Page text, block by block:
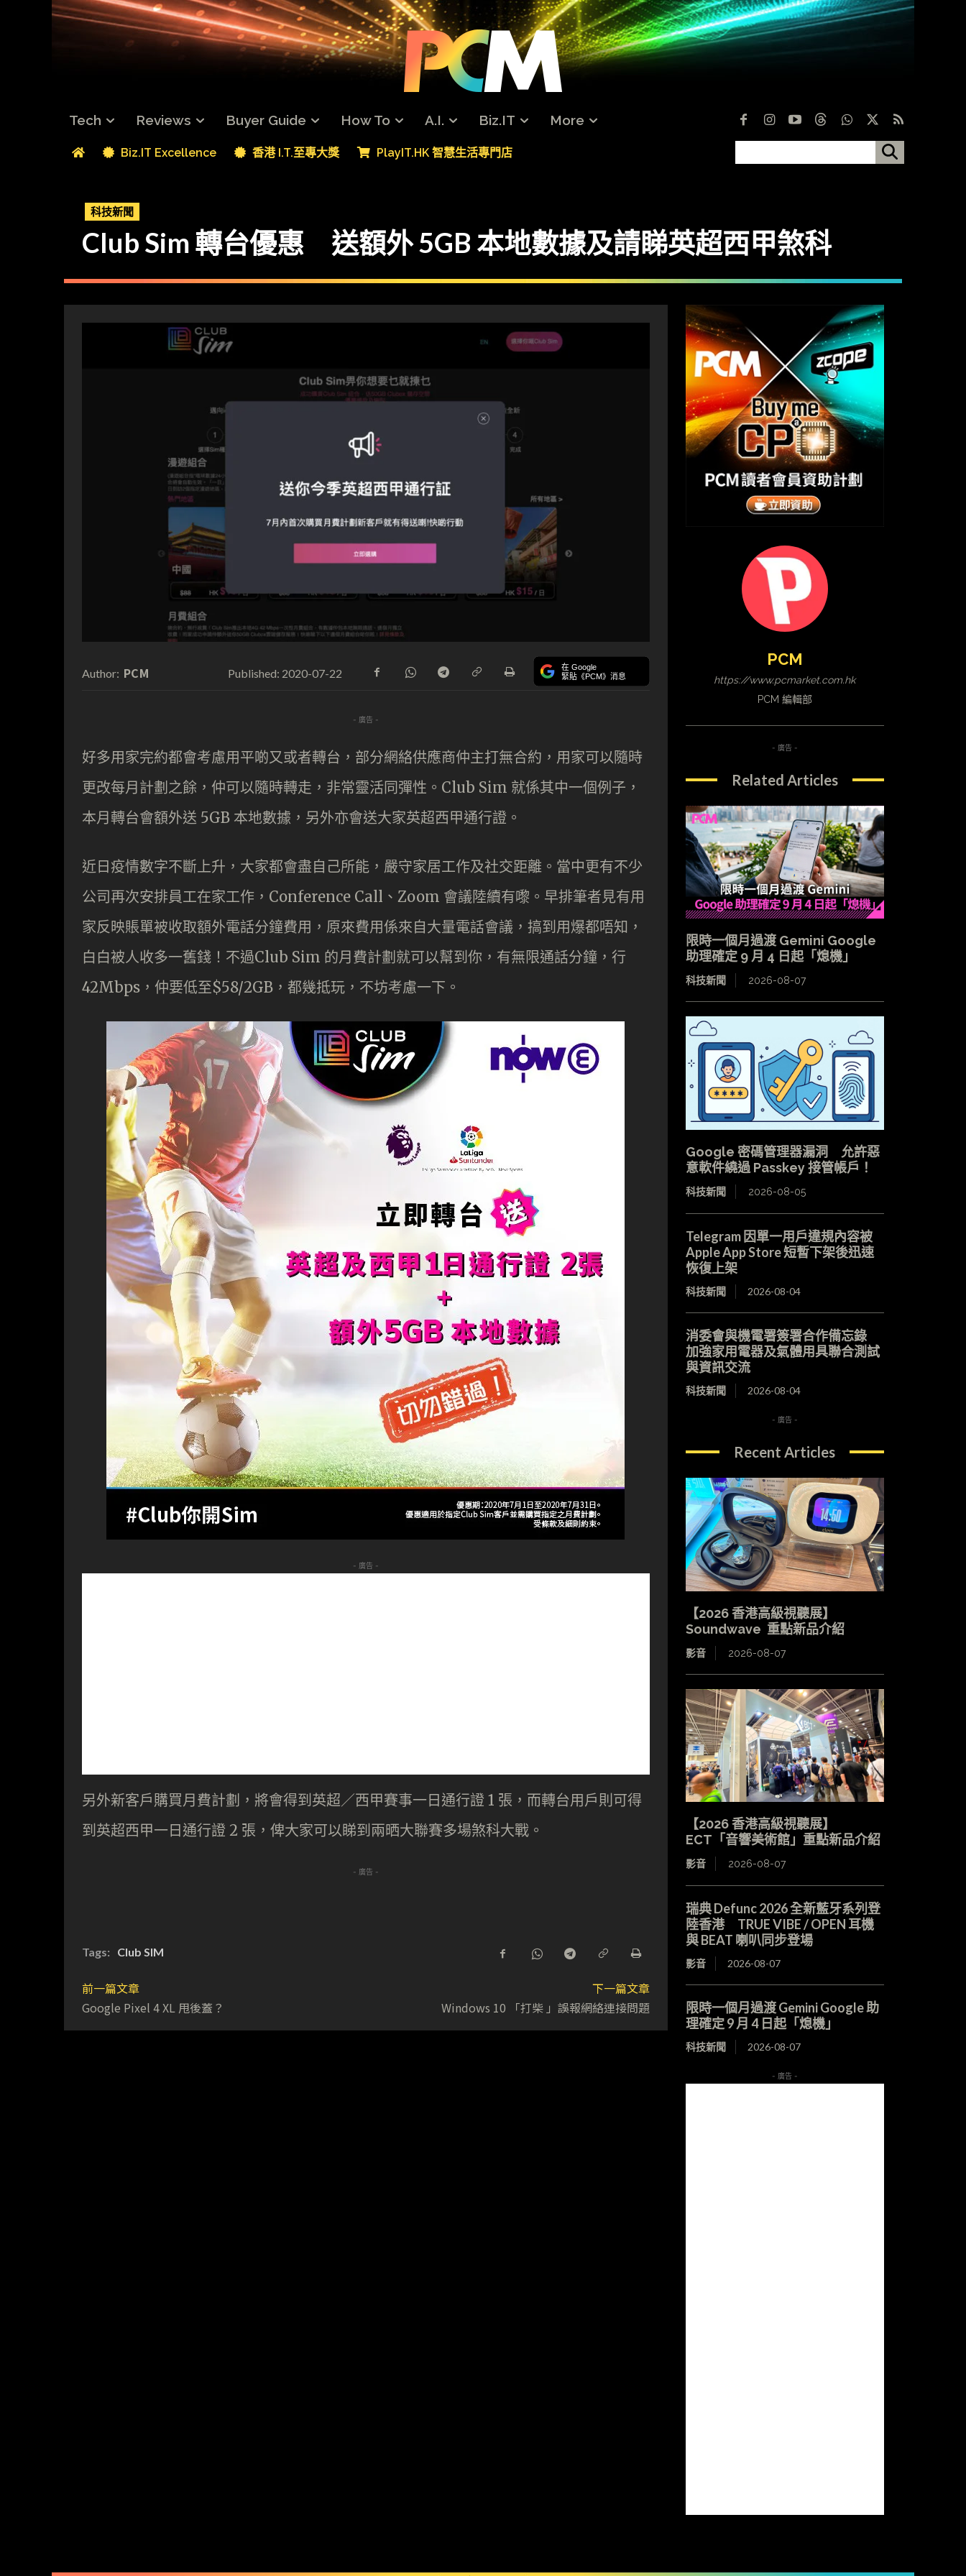
Tech Reviews Buyer Guide How To A.I. Biz.IT More
Biz.IT Excellence 香港 I.T.至專大獎 PlayIT.HK 智慧生活專門店
科技新聞
Club Sim 轉台優惠 送額外 5GB 本地數據及請睇英超西甲煞科
Author: PCM Published: 2020-07-22 在 Google
緊貼《PCM》消息
- 廣告 -
好多用家完約都會考慮用平啲又或者轉台，部分網絡供應商仲主打無合約，用家可以隨時
更改每月計劃之餘，仲可以隨時轉走，非常靈活同彈性。Club Sim 就係其中一個例子，
本月轉台會額外送 5GB 本地數據，另外亦會送大家英超西甲通行證。
近日疫情數字不斷上升，大家都會盡自己所能，嚴守家居工作及社交距離。當中更有不少
公司再次安排員工在家工作，Conference Call、Zoom 會議陸續有嚟。早排筆者見有用
家反映賬單被收取額外電話分鐘費用，原來費用係來自大量電話會議，搞到用爆都唔知，
白白被人收多一舊錢！不過Club Sim 的月費計劃就可以幫到你，有無限通話分鐘，行
42Mbps，仲要低至$58/2GB，都幾抵玩，不坊考慮一下。
- 廣告 -
另外新客戶購買月費計劃，將會得到英超／西甲賽事一日通行證 1 張，而轉台用戶則可得
到英超西甲一日通行證 2 張，俾大家可以睇到兩晒大聯賽多場煞科大戰。
- 廣告 -
Tags: Club SIM
前一篇文章
Google Pixel 4 XL 甩後蓋？
下一篇文章
Windows 10 「打柴 」誤報網絡連接問題
PCM
https://www.pcmarket.com.hk
PCM 編輯部
- 廣告 -
Related Articles
限時一個月過渡 Gemini Google
助理確定 9 月 4 日起「熄機」
科技新聞 2026-08-07
Google 密碼管理器漏洞 允許惡
意軟件繞過 Passkey 接管帳戶！
科技新聞 2026-08-05
Telegram 因單一用戶違規內容被
Apple App Store 短暫下架後迅速
恢復上架
科技新聞 2026-08-04
消委會與機電署簽署合作備忘錄
加強家用電器及氣體用具聯合測試
與資訊交流
科技新聞 2026-08-04
- 廣告 -
Recent Articles
【2026 香港高級視聽展】
Soundwave 重點新品介紹
影音 2026-08-07
【2026 香港高級視聽展】
ECT「音響美術館」重點新品介紹
影音 2026-08-07
瑞典 Defunc 2026 全新藍牙系列登
陸香港 TRUE VIBE / OPEN 耳機
與 BEAT 喇叭同步登場
影音 2026-08-07
限時一個月過渡 Gemini Google 助
理確定 9 月 4 日起「熄機」
科技新聞 2026-08-07
- 廣告 -